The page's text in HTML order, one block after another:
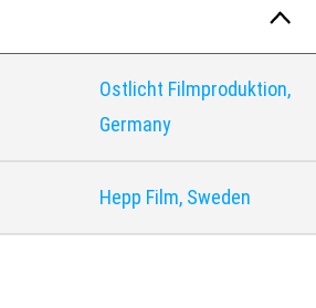
Ostlicht Filmproduktion,
Germany
Hepp Film, Sweden